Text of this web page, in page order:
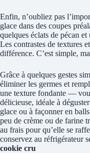
Enfin, n’oubliez pas
glace dans des coupes
quelques éclats de pécan
Les contrastes de textures
différence. C’est simple,
Grâce à quelques gestes
éliminer les germes et
une texture fondante —
délicieuse, idéale à
glace ou à façonner en
peu de crème ou de farine
au frais pour qu’elle se
conservez au réfrigérateur
cookie cru